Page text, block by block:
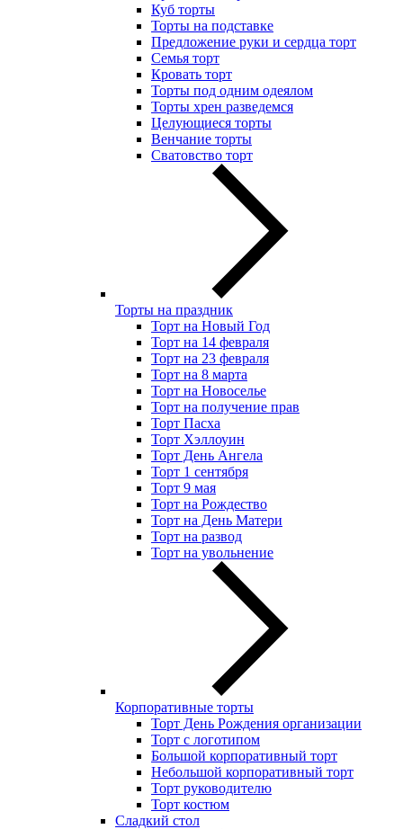
Куб торты
Торты на подставке
Предложение руки и сердца торт
Семья торт
Кровать торт
Торты под одним одеялом
Торты хрен разведемся
Целующиеся торты
Венчание торты
Сватовство торт
Торты на праздник
Торт на Новый Год
Торт на 14 февраля
Торт на 23 февраля
Торт на 8 марта
Торт на Новоселье
Торт на получение прав
Торт Пасха
Торт Хэллоуин
Торт День Ангела
Торт 1 сентября
Торт 9 мая
Торт на Рождество
Торт на День Матери
Торт на развод
Торт на увольнение
Корпоративные торты
Торт День Рождения организации
Торт с логотипом
Большой корпоративный торт
Небольшой корпоративный торт
Торт руководителю
Торт костюм
Сладкий стол